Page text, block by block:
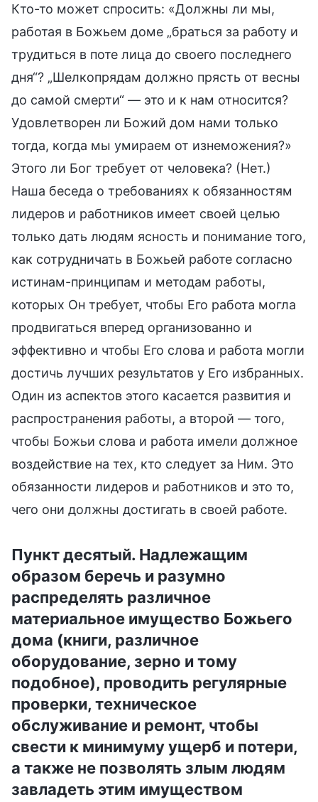
Кто-то может спросить: «Должны ли мы,
работая в Божьем доме „браться за работу и
трудиться в поте лица до своего последнего
дня“? „Шелкопрядам должно прясть от весны
до самой смерти“ — это и к нам относится?
Удовлетворен ли Божий дом нами только
тогда, когда мы умираем от изнеможения?»
Этого ли Бог требует от человека? (Нет.)
Наша беседа о требованиях к обязанностям
лидеров и работников имеет своей целью
только дать людям ясность и понимание того,
как сотрудничать в Божьей работе согласно
истинам-принципам и методам работы,
которых Он требует, чтобы Его работа могла
продвигаться вперед организованно и
эффективно и чтобы Его слова и работа могли
достичь лучших результатов у Его избранных.
Один из аспектов этого касается развития и
распространения работы, а второй — того,
чтобы Божьи слова и работа имели должное
воздействие на тех, кто следует за Ним. Это
обязанности лидеров и работников и это то,
чего они должны достигать в своей работе.
Пункт десятый. Надлежащим
образом беречь и разумно
распределять различное
материальное имущество Божьего
дома (книги, различное
оборудование, зерно и тому
подобное), проводить регулярные
проверки, техническое
обслуживание и ремонт, чтобы
свести к минимуму ущерб и потери,
а также не позволять злым людям
завладеть этим имуществом